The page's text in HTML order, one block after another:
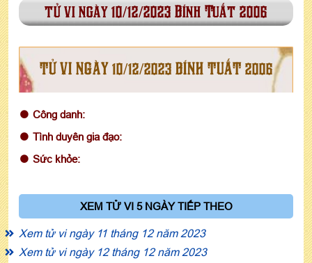
tử vi ngày 10/12/2023 Bính Tuất 2006
TỬ VI NGÀY 10/12/2023 BÍNH TUẤT 2006
Công danh:
Tình duyên gia đạo:
Sức khỏe:
XEM TỬ VI 5 NGÀY TIẾP THEO
Xem tử vi ngày 11 tháng 12 năm 2023
Xem tử vi ngày 12 tháng 12 năm 2023